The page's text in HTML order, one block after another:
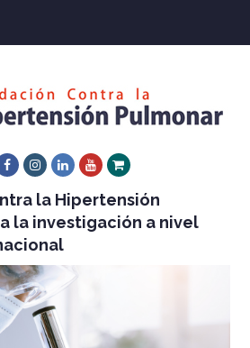
FacebookInstagram
LinkedInYoutube
Xing
la Hipertensión
la investigación a nivel